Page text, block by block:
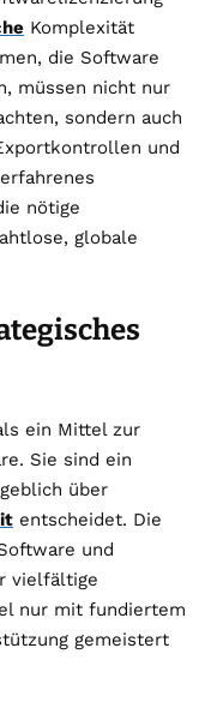
Komplexität
die Software
müssen nicht nur
sondern auch
und
nötige
globale
ein Mittel zur
Sie sind ein
über
entscheidet. Die
und
vielfältige
nur mit fundiertem
gemeistert